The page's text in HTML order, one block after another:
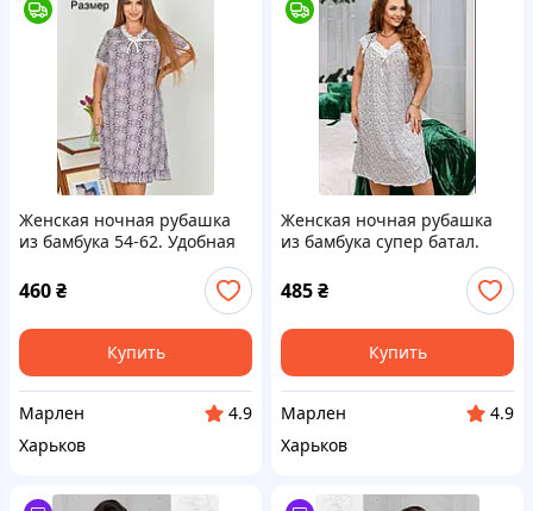
Женская ночная рубашка
из бамбука 54-62. Удобная
ночная рубашка большого
размера
460₴
Купить
Марлен
4.9
Харьков
Женская ночная рубашка
из бамбука супер батал.
Удобная ночная рубашка
большого размера
485₴
Купить
Марлен
4.9
Харьков